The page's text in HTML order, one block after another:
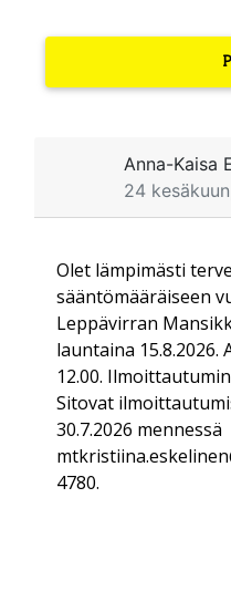
Anna-Kaisa
24
Olet lämpimästi
sääntömääräiseen
Leppävirran
launtaina 15.8.2026.
12.00.
Sitovat
30.7.2026 mennessä
4780.